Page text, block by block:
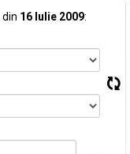
din 16 Iulie 2009: